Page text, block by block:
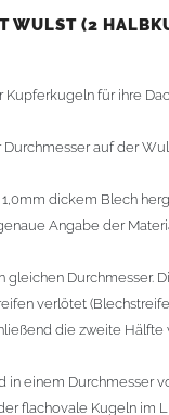
Kugeln im
WULST (2
für ihre
auf der
dickem Blech
Angabe der
gleichen Durchmesser.
verlötet
die zweite Hälfte
in einem Durchmesser
flachovale Kugeln im